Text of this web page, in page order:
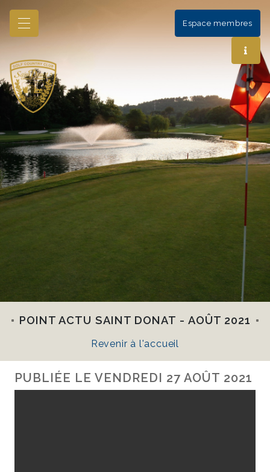
Espace membres
POINT ACTU SAINT DONAT - AOÛT 2021
Revenir à l'accueil
PUBLIÉE LE VENDREDI 27 AOÛT 2021